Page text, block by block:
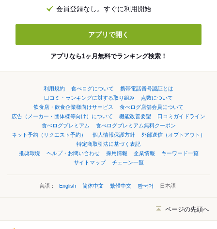
会員登録なし。すぐに利用開始
アプリで開く
アプリなら1ヶ月無料でランキング検索！
利用規約 食べログについて
携帯電話番号認証とは
口コミ・ランキングに対する取り組み
点数について
飲食店・飲食企業様向けサービス
食べログ店舗会員について
広告（メーカー・団体様等向け）について
機能改善要望
口コミガイドライン
食べログプレミアム
食べログプレミアム無料クーポン
ネット予約（リクエスト予約）
個人情報保護方針
外部送信（オプトアウト）
特定商取引法に基づく表記
推奨環境
ヘルプ・お問い合わせ 採用情報 企業情報
キーワード一覧
サイトマップ
チェーン一覧
言語： English 简体中文 繁體中文 한국어 日本語
ページの先頭へ